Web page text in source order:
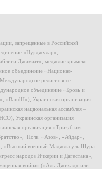
запрещенные в Российской
«Нурджулар»,
Джамаат», меджлис крымско-
объединение «Национал-
религиозное
объединение «Кровь и
«BandH»), Украинская организация
национальная ассамблея –
Украинская организация
организация «Тризуб им.
Полк «Азов», «Айдар»,
«Высший военный Маджлисуль Шура
народов Ичкерии и Дагестана»,
война» («Аль-Джихад» или